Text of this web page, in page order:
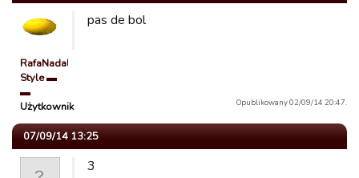
RafaNadal
Style ▬
▬
Użytkownik
pas de bol
Opublikowany 02/09/14 20:47.
07/09/14 13:25
3